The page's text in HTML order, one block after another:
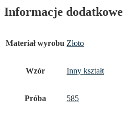
Informacje dodatkowe
Materiał wyrobu Złoto
Wzór Inny kształt
Próba 585